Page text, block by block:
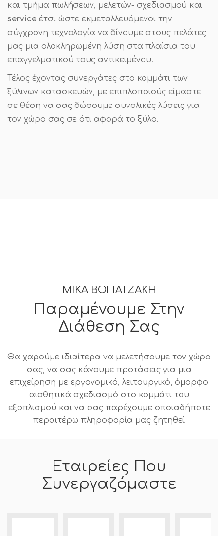
και τμήμα πωλήσεων, μελετών- σχεδιασμού και
service έτσι ώστε εκμεταλλευόμενοι την
σύγχρονη τεχνολογία να δίνουμε στους πελάτες
μας μια ολοκληρωμένη λύση στα πλαίσια του
επαγγελματικού τους αντικειμένου.
Τέλος έχοντας συνεργάτες στο κομμάτι των
ξύλινων κατασκευών, με επιπλοποιούς είμαστε
σε θέση να σας δώσουμε συνολικές λύσεις για
τον χώρο σας σε ότι αφορά το ξύλο.
ΜΙΚΑ ΒΟΓΙΑΤΖΑΚΗ
Παραμένουμε Στην
Διάθεση Σας
Θα χαρούμε ιδιαίτερα να μελετήσουμε τον χώρο
σας, να σας κάνουμε προτάσεις για μια
επιχείρηση με εργονομικό, λειτουργικό, όμορφο
αισθητικά σχεδιασμό στο κομμάτι του
εξοπλισμού και να σας παρέχουμε οποιαδήποτε
περαιτέρω πληροφορία μας ζητηθεί
Εταιρείες Που
Συνεργαζόμαστε